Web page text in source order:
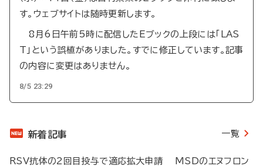
す。ウェブサイトは随時更新します。
8月6日午前5時に配信したEブックの上段には「LAS
T」という誤植がありました。すでに修正しています。記事
の内容に変更はありません。
8/5 23:29
新着記事 一覧
RSV抗体の2回目投与で適応拡大申請 MSDのエヌフロン